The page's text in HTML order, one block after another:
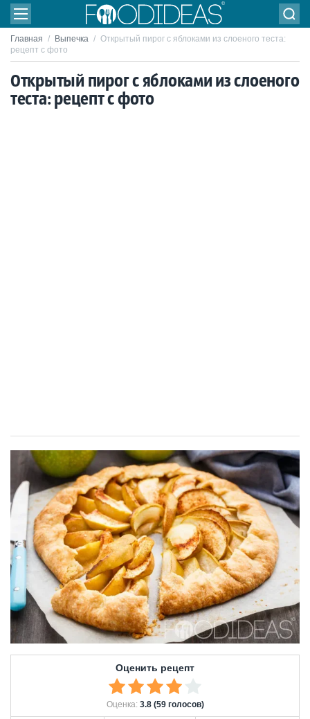
Главная / Выпечка / Открытый пирог с яблоками из слоеного теста:
рецепт с фото
Открытый пирог с яблоками из слоеного
теста: рецепт с фото
Оценить рецепт
Оценка: 3.8 (59 голосов)